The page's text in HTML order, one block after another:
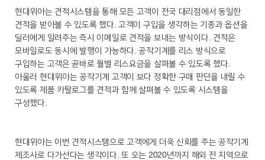
현대위아는 견적시스템을 통해 모든 고객이 전국 대리점에서 동일한
견적을 받아볼 수 있도록 했다. 고객이 구입을 생각하는 기종과 옵션을
딜러에게 알려주는 즉시 이메일로 견적을 보내는 방식이다. 견적은
모바일로도 동시에 발행이 가능하다. 공작기계를 리스 방식으로
구입하는 고객은 곧바로 월별 리스요금을 살펴볼 수 있도록 했다.
아울러 현대위아는 공작기계 고객이 보다 정확한 구매 판단을 내릴 수
있도록 제품 카탈로그를 견적과 함께 살펴볼 수 있도록 시스템을
구성했다.
현대위아는 이번 견적시스템으로 고객에게 더욱 신뢰를 주는 공작기계
제조사로 다가선다는 생각이다. 또 오는 2020년까지 해외 전 지역으로